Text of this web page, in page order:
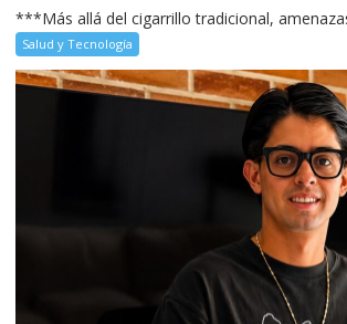
***Más allá del cigarrillo tradicional,
Salud y Tecnología